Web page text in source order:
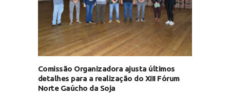
Comissão Organizadora ajusta últimos
detalhes para a realização do XIII Fórum
Norte Gaúcho da Soja